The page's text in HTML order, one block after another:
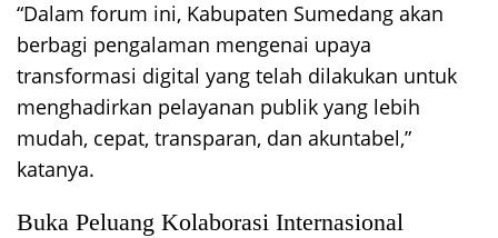
“Dalam forum ini, Kabupaten Sumedang akan
berbagi pengalaman mengenai upaya
transformasi digital yang telah dilakukan untuk
menghadirkan pelayanan publik yang lebih
mudah, cepat, transparan, dan akuntabel,”
katanya.
Buka Peluang Kolaborasi Internasional